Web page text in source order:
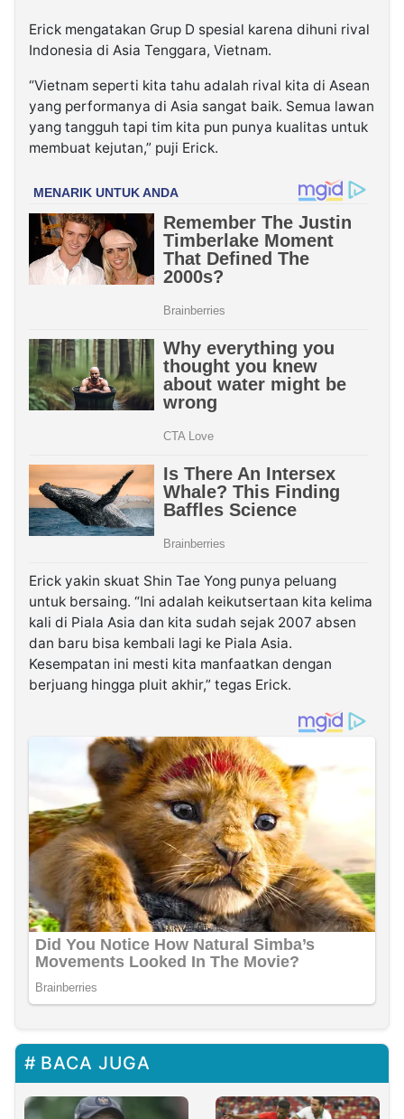
Erick mengatakan Grup D spesial karena dihuni rival
Indonesia di Asia Tenggara, Vietnam.
“Vietnam seperti kita tahu adalah rival kita di Asean
yang performanya di Asia sangat baik. Semua lawan
yang tangguh tapi tim kita pun punya kualitas untuk
membuat kejutan,” puji Erick.
Erick yakin skuat Shin Tae Yong punya peluang
untuk bersaing. “Ini adalah keikutsertaan kita kelima
kali di Piala Asia dan kita sudah sejak 2007 absen
dan baru bisa kembali lagi ke Piala Asia.
Kesempatan ini mesti kita manfaatkan dengan
berjuang hingga pluit akhir,” tegas Erick.
BACA JUGA